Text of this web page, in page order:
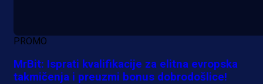
PROMO
MrBit: Isprati kvalifikacije za elitna evropska
takmičenja i preuzmi bonus dobrodošlice!